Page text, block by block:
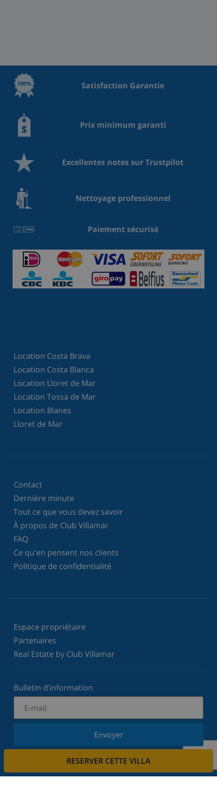
RESERVER CETTE VILLA
Satisfaction Garantie
Prix minimum garanti
Excellentes notes sur Trustpilot
Nettoyage professionnel
Paiement sécurisé
Location Costa Brava
Location Costa Blanca
Location Lloret de Mar
Location Tossa de Mar
Location Blanes
Lloret de Mar
Contact
Dernière minute
Tout ce que vous devez savoir
À propos de Club Villamar
FAQ
Ce qu'en pensent nos clients
Politique de confidentialité
Espace propriétaire
Partenaires
Real Estate by Club Villamar
Bulletin d’information
Envoyer
Inscrivez-vous à notre newsletter et restez informé
votre vie privée.